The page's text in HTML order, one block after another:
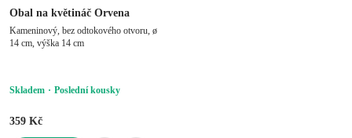
Obal na květináč Orvena
Kameninový, bez odtokového otvoru, ø
14 cm, výška 14 cm
Skladem Poslední kousky
359 Kč